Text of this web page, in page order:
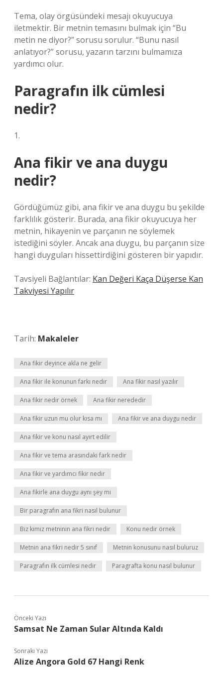
Tema, olay örgüsündeki mesajı okuyucuya
iletmektir. Bir metnin temasını bulmak için “Bu
metin ne diyor?” sorusu sorulur. “Bunu nasıl
anlatıyor?” sorusu, yazarın tarzını bulmamıza
yardımcı olur.
Paragrafın ilk cümlesi
nedir?
1.
Ana fikir ve ana duygu
nedir?
Gördüğümüz gibi, ana fikir ve ana duygu bu şekilde
farklılık gösterir. Burada, ana fikir okuyucuya her
metnin, hikayenin ve parçanın ne söylemek
istediğini söyler. Ancak ana duygu, bu parçanın size
hangi duyguları hissettirdiğini gösteren bir yapıdır.
Tavsiyeli Bağlantılar: Kan Değeri Kaça Düşerse Kan
Takviyesi Yapılır
Tarih: Makaleler
Ana fikir deyince akla ne gelir
Ana fikir ile konunun farkı nedir Ana fikir nasıl yazılır
Ana fikir nedir örnek Ana fikir nerededir
Ana fikir uzun mu olur kısa mı Ana fikir ve ana duygu nedir
Ana fikir ve konu nasıl ayırt edilir
Ana fikir ve tema arasındaki fark nedir
Ana fikir ve yardımcı fikir nedir
Ana fikirle ana duygu aynı şey mi
Bir paragrafın ana fikri nasıl bulunur
Biz kimiz metninin ana fikri nedir Konu nedir örnek
Metnin ana fikri nedir 5 sınıf Metnin konusunu nasıl buluruz
Paragrafın ilk cümlesi nedir Paragrafta konu nasıl bulunur
Önceki Yazı
Samsat Ne Zaman Sular Altında Kaldı
Sonraki Yazı
Alize Angora Gold 67 Hangi Renk